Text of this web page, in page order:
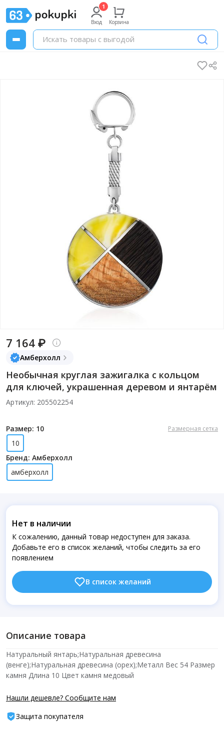
Вход Корзина
7 164 ₽
Амберхолл
Необычная круглая зажигалка с кольцом
для ключей, украшенная деревом и янтарём
Артикул: 205502254
Размер: 10 Размерная сетка
10
Бренд: Амберхолл
амберхолл
Нет в наличии
К сожалению, данный товар недоступен для заказа.
Добавьте его в список желаний, чтобы следить за его
появлением
В список желаний
Описание товара
Натуральный янтарь;Натуральная древесина
(венге);Натуральная древесина (орех);Металл Вес 54 Размер
камня Длина 10 Цвет камня медовый
Нашли дешевле? Сообщите нам
Защита покупателя